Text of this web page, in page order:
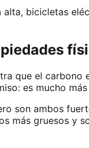
bicicletas
que el
es mucho
son ambos
más gruesos y